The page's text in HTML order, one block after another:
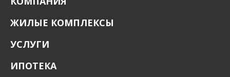
ЖИЛЫЕ КОМПЛЕКСЫ
УСЛУГИ
ИПОТЕКА